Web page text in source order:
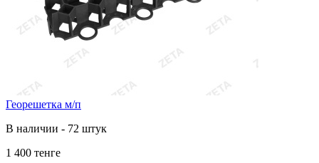
Георешетка м/п
В наличии - 72 штук
1 400 тенге